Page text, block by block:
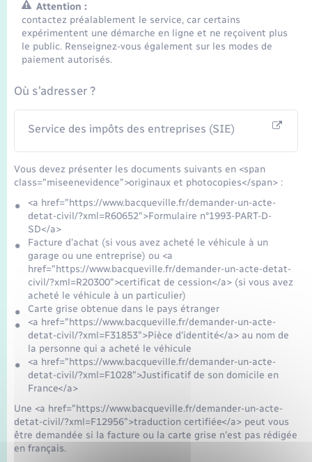
Attention :
contactez préalablement le service, car certains
expérimentent une démarche en ligne et ne reçoivent plus
le public. Renseignez-vous également sur les modes de
paiement autorisés.
Où s’adresser ?
Service des impôts des entreprises (SIE)
Vous devez présenter les documents suivants en <span
class="miseenevidence">originaux et photocopies</span> :
<a href="https://www.bacqueville.fr/demander-un-acte-
detat-civil/?xml=R60652">Formulaire n°1993-PART-D-
SD</a>
Facture d'achat (si vous avez acheté le véhicule à un
garage ou une entreprise) ou <a
href="https://www.bacqueville.fr/demander-un-acte-detat-
civil/?xml=R20300">certificat de cession</a> (si vous avez
acheté le véhicule à un particulier)
Carte grise obtenue dans le pays étranger
<a href="https://www.bacqueville.fr/demander-un-acte-
detat-civil/?xml=F31853">Pièce d'identité</a> au nom de
la personne qui a acheté le véhicule
<a href="https://www.bacqueville.fr/demander-un-acte-
detat-civil/?xml=F1028">Justificatif de son domicile en
France</a>
Une <a href="https://www.bacqueville.fr/demander-un-acte-
detat-civil/?xml=F12956">traduction certifiée</a> peut vous
être demandée si la facture ou la carte grise n'est pas rédigée
en français.